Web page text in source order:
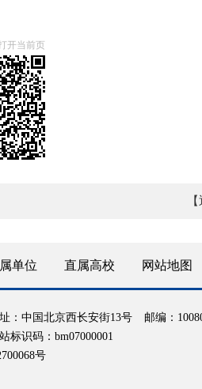
开当前页
单位 直属高校 网站地图
：中国北京西长安街13号
邮编：
标识码：bm07000001
号